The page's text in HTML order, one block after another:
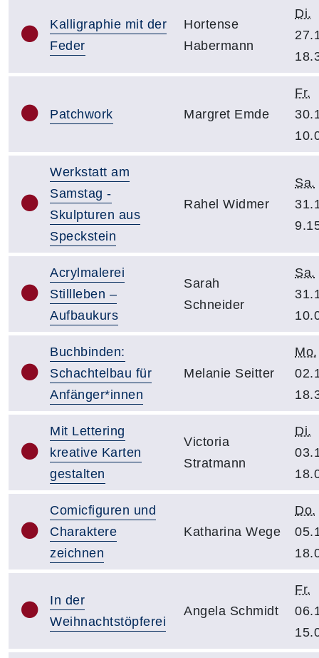
Kalligraphie mit der
Feder
Hortense
Habermann
Di.
Patchwork Margret Emde
Fr.
Werkstatt am
Samstag -
Skulpturen aus
Speckstein
Rahel Widmer
Sa.
Acrylmalerei
Stillleben –
Aufbaukurs
Sarah
Schneider
Sa.
Buchbinden:
Schachtelbau für
Anfänger*innen
Melanie Seitter
Mo.
Mit Lettering
kreative Karten
gestalten
Victoria
Stratmann
Di.
Comicfiguren und
Charaktere
zeichnen
Katharina Wege
Do.
In der
Weihnachtstöpferei
Angela Schmidt
Fr.